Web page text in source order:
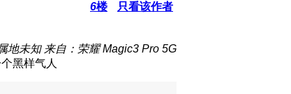
6楼 只看该作者
地未知 来自：荣耀 Magic3 Pro 5G
黑样气人